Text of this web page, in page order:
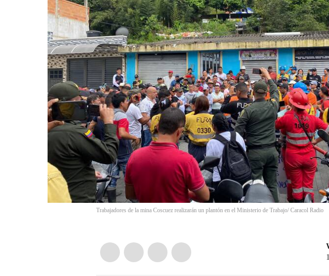
Trabajadores de la mina Coscuez realizarán un plantón en el Ministerio de Trabajo/ Caracol Radio